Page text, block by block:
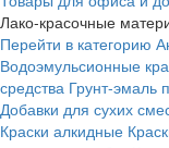
Лако-красочные
Перейти в категорию
Водоэмульсионные
средства Грунт-эмаль
Добавки для сухих
Краски алкидные